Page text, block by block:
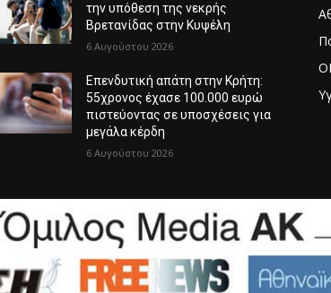
την υπόθεση της νεκρής
Βρετανίδας στην Κυψέλη
6 Αυγούστου 2026
Επενδυτική απάτη στην Κρήτη:
55χρονος έχασε 100.000 ευρώ
πιστεύοντας σε υποσχέσεις για
μεγάλα κέρδη
6 Αυγούστου 2026